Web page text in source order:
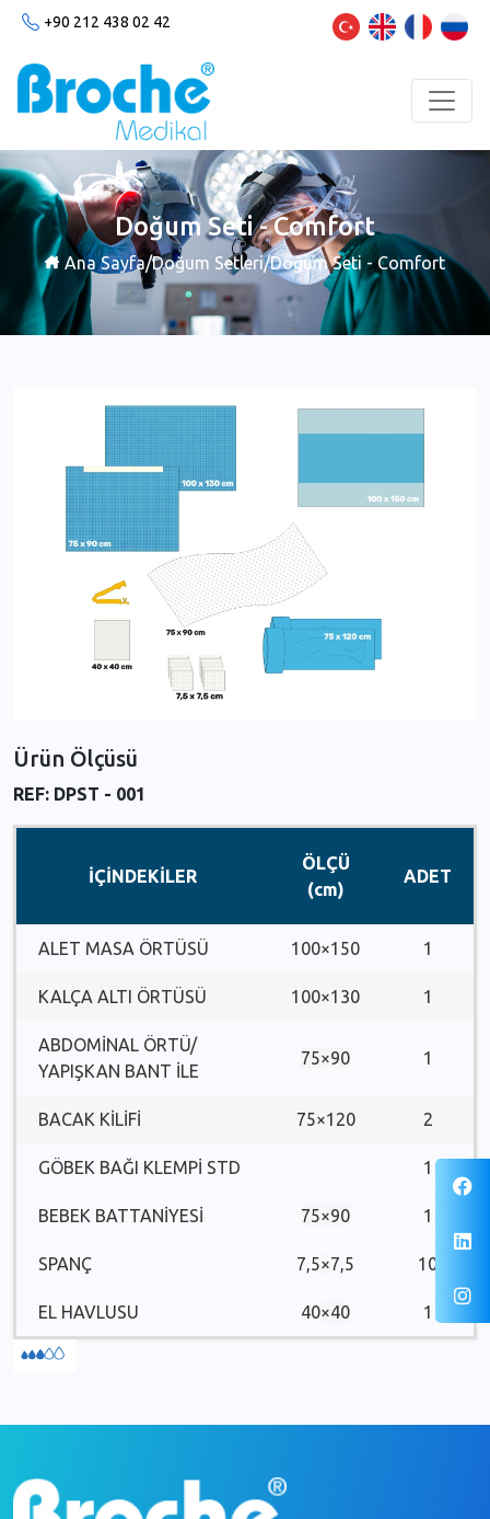
+90 212 438 02 42
Doğum Seti - Comfort
Ana Sayfa/Doğum Setleri/Doğum Seti - Comfort
Ürün Ölçüsü
REF: DPST - 001
İÇİNDEKİLER
ÖLÇÜ
(cm)
ADET
ALET MASA ÖRTÜSÜ 100×150 1
KALÇA ALTI ÖRTÜSÜ 100×130 1
ABDOMİNAL ÖRTÜ/
YAPIŞKAN BANT İLE
75×90 1
BACAK KILIFI 75×120 2
GÖBEK BAĞI KLEMPİ STD 1
BEBEK BATTANİYESİ 75×90 1
SPANÇ 7,5×7,5 10
EL HAVLUSU 40×40 1